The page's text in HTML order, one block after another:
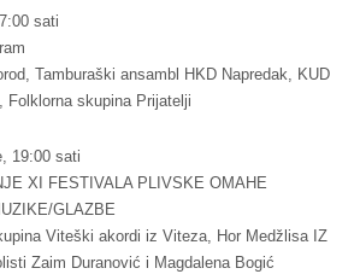
sati
Tamburaški ansambl HKD Napredak, KUD
Folklorna skupina Prijatelji
19:00 sati
XI FESTIVALA PLIVSKE OMAHE
GLAZBE
Viteški akordi iz Viteza, Hor Medžlisa IZ
Zaim Duranović i Magdalena Bogić